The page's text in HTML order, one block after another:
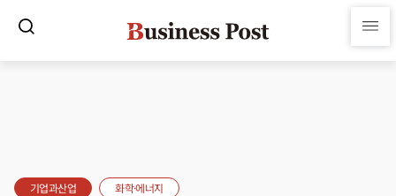
기업과산업 화학·에너지